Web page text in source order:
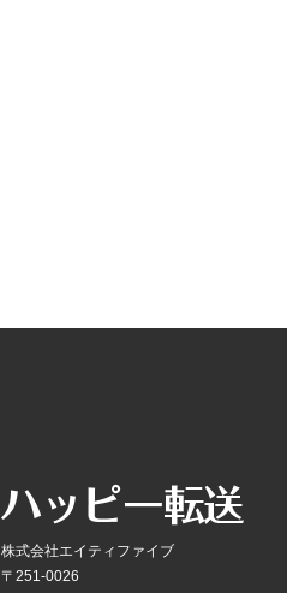
株式会社エイティファイブ
〒251-0026